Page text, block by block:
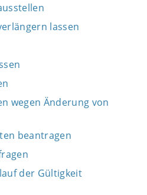
lassen
wegen Änderung von
beantragen
der Gültigkeit